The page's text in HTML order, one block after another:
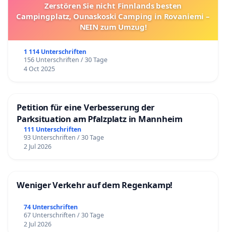
Zerstören Sie nicht Finnlands besten
Campingplatz, Ounaskoski Camping in Rovaniemi –
NEIN zum Umzug!
1 114 Unterschriften
156 Unterschriften / 30 Tage
4 Oct 2025
Petition für eine Verbesserung der
Parksituation am Pfalzplatz in Mannheim
111 Unterschriften
93 Unterschriften / 30 Tage
2 Jul 2026
Weniger Verkehr auf dem Regenkamp!
74 Unterschriften
67 Unterschriften / 30 Tage
2 Jul 2026